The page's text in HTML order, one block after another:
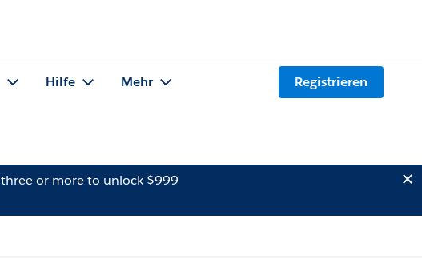
Hilfe Mehr Registrieren
three or more to unlock $999